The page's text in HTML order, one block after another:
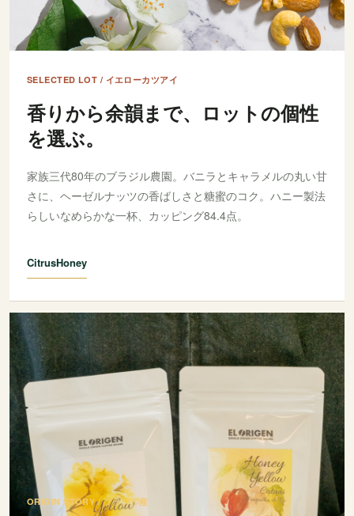
SELECTED LOT / イエローカツアイ
香りから余韻まで、ロットの個性
を選ぶ。
家族三代80年のブラジル農園。バニラとキャラメルの丸い甘
さに、ヘーゼルナッツの香ばしさと糖蜜のコク。ハニー製法
らしいなめらかな一杯、カッピング84.4点。
CitrusHoney
ORIGIN STORY / ブラジル産